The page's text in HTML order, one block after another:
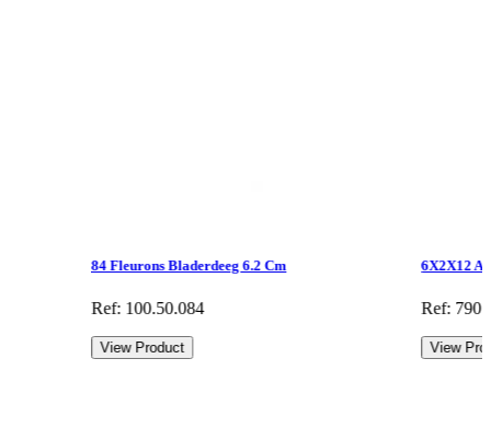
84 Fleurons Bladerdeeg 6.2 Cm
Ref: 100.50.084
View Product
6X2X12
Ref:
View